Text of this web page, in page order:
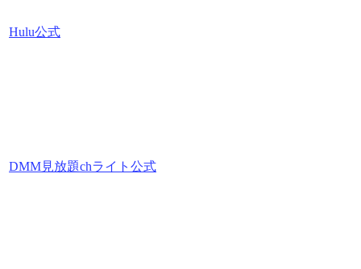
Hulu公式
DMM見放題chライト公式